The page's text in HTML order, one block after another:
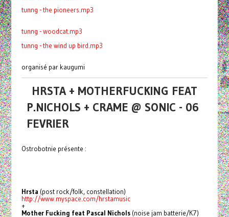
tunng - the pioneers.mp3
tunng - woodcat.mp3
tunng - the wind up bird.mp3
organisé par kaugumi
HRSTA + MOTHERFUCKING FEAT
P.NICHOLS + CRAME @ SONIC - 06
FEVRIER
Ostrobotnie présente :
Hrsta (post rock/folk, constellation)
http://www.myspace.com/hrstamusic
+
Mother Fucking feat Pascal Nichols(noise jam batterie/K7)